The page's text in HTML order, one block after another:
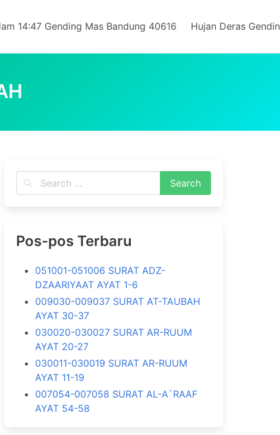
14:47 Gending Mas Bandung 40616 Hujan Deras
Pos-pos Terbaru
051001-051006 SURAT ADZ-
DZAARIYAAT AYAT 1-6
009030-009037 SURAT AT-TAUBAH
AYAT 30-37
030020-030027 SURAT AR-RUUM
AYAT 20-27
030011-030019 SURAT AR-RUUM
AYAT 11-19
007054-007058 SURAT AL-A`RAAF
AYAT 54-58